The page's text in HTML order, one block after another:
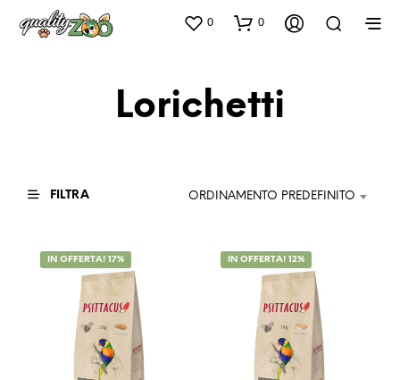
0 0
Lorichetti
FILTRA ORDINAMENTO PREDEFINITO
IN OFFERTA! 17% IN OFFERTA! 12%